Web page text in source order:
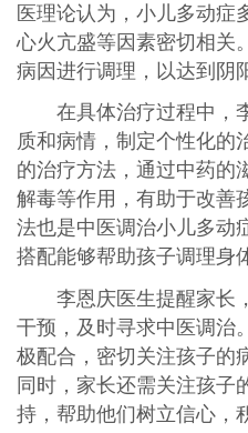
医理论认为，小儿多动症
心火亢盛等因素密切相关
病因进行调理，以达到阴
在具体治疗过程中，
质和病情，制定个性化的
的治疗方法，通过中药的
解毒等作用，有助于改善
法也是中医调治小儿多动
搭配能够帮助孩子调理身
李恩庆医生提醒家长
干预，及时寻求中医调治
极配合，密切关注孩子的
同时，家长还需关注孩子
持，帮助他们树立信心，